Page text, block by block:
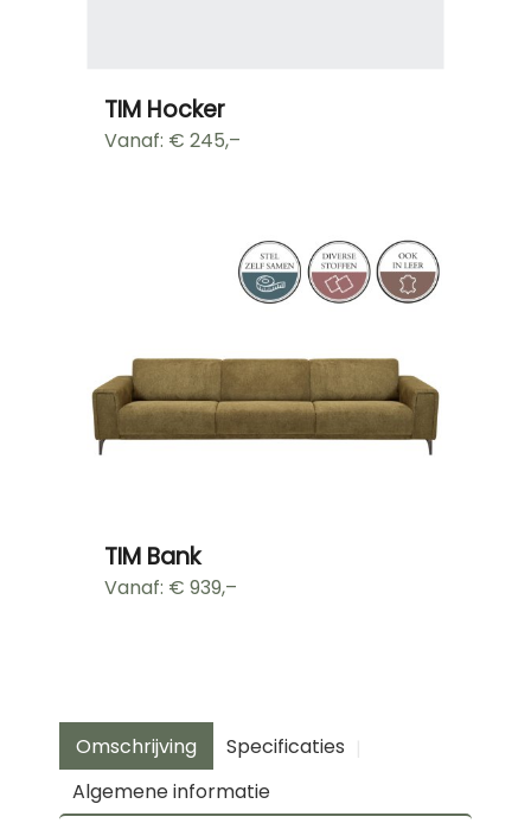
TIM Hocker
Vanaf: € 245,–
TIM Bank
Vanaf: € 939,–
Omschrijving
Specificaties
Algemene informatie